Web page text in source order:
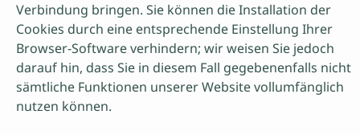
Verbindung bringen. Sie können die Installation der
Cookies durch eine entsprechende Einstellung Ihrer
Browser-Software verhindern; wir weisen Sie jedoch
darauf hin, dass Sie in diesem Fall gegebenenfalls nicht
sämtliche Funktionen unserer Website vollumfänglich
nutzen können.